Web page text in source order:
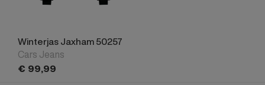
Winterjas Jaxham 50257
Cars Jeans
€ 99,99